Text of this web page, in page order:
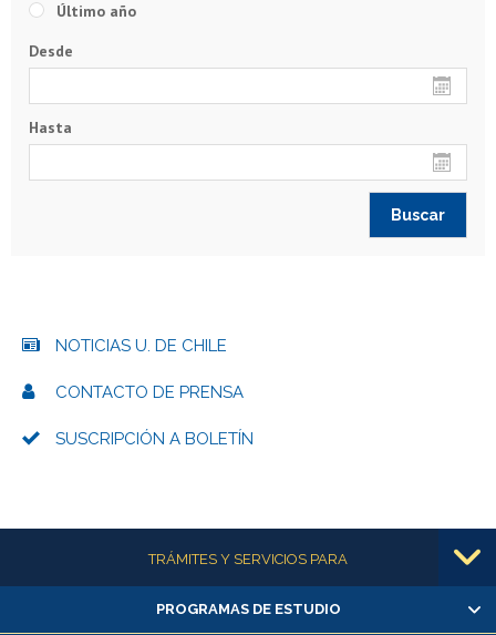
Último año
Desde
Hasta
NOTICIAS U. DE CHILE
CONTACTO DE PRENSA
SUSCRIPCIÓN A BOLETÍN
Más informaciónTRÁMITES Y SERVICIOS PARA
Alumnas/os y exalumnas/os
PROGRAMAS DE ESTUDIO